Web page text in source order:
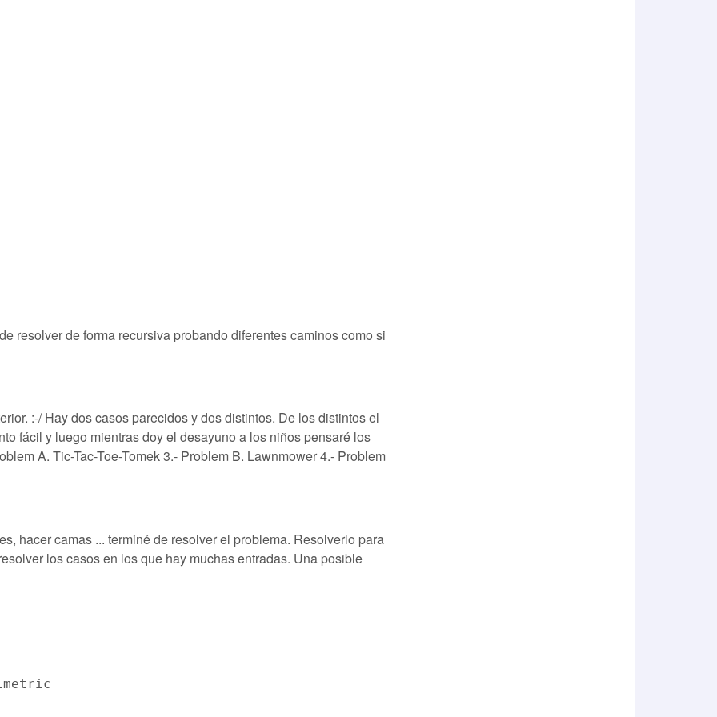
resolver de forma recursiva probando diferentes caminos como si
:-/ Hay dos casos parecidos y dos distintos. De los distintos el
fácil y luego mientras doy el desayuno a los niños pensaré los
A. Tic-Tac-Toe-Tomek 3.- Problem B. Lawnmower 4.- Problem
hacer camas ... terminé de resolver el problema. Resolverlo para
los casos en los que hay muchas entradas. Una posible